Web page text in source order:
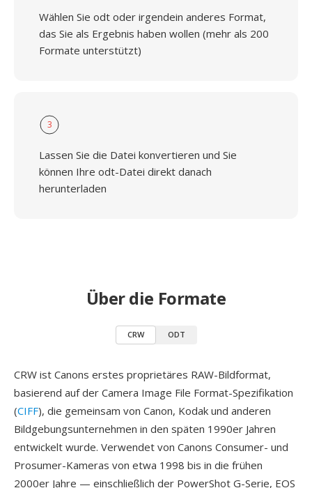
Wählen Sie odt oder irgendein anderes Format,
das Sie als Ergebnis haben wollen (mehr als 200
Formate unterstützt)
3
Lassen Sie die Datei konvertieren und Sie
können Ihre odt-Datei direkt danach
herunterladen
Über die Formate
CRW ODT
CRW ist Canons erstes proprietäres RAW-Bildformat,
basierend auf der Camera Image File Format-Spezifikation
(CIFF), die gemeinsam von Canon, Kodak und anderen
Bildgebungsunternehmen in den späten 1990er Jahren
entwickelt wurde. Verwendet von Canons Consumer- und
Prosumer-Kameras von etwa 1998 bis in die frühen
2000er Jahre — einschließlich der PowerShot G-Serie, EOS